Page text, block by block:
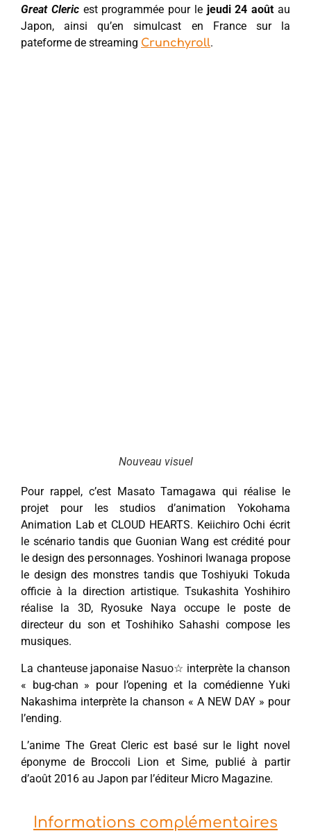
Great Clericest programmée pour le jeudi 24 août au
Japon, ainsi qu’en simulcast en France sur la
pateforme de streaming Crunchyroll.
Nouveau visuel
Pour rappel, c’est Masato Tamagawa qui réalise le
projet pour les studios d’animation Yokohama
Animation Lab et CLOUD HEARTS. Keiichiro Ochi écrit
le scénario tandis que Guonian Wang est crédité pour
le design des personnages. Yoshinori Iwanaga propose
le design des monstres tandis que Toshiyuki Tokuda
officie à la direction artistique. Tsukashita Yoshihiro
réalise la 3D, Ryosuke Naya occupe le poste de
directeur du son et Toshihiko Sahashi compose les
musiques.
La chanteuse japonaise Nasuo☆ interprète la chanson
« bug-chan » pour l’opening et la comédienne Yuki
Nakashima interprète la chanson « A NEW DAY » pour
l’ending.
L’anime The Great Cleric est basé sur le light novel
éponyme de Broccoli Lion et Sime, publié à partir
d’août 2016 au Japon par l’éditeur Micro Magazine.
Informations complémentaires